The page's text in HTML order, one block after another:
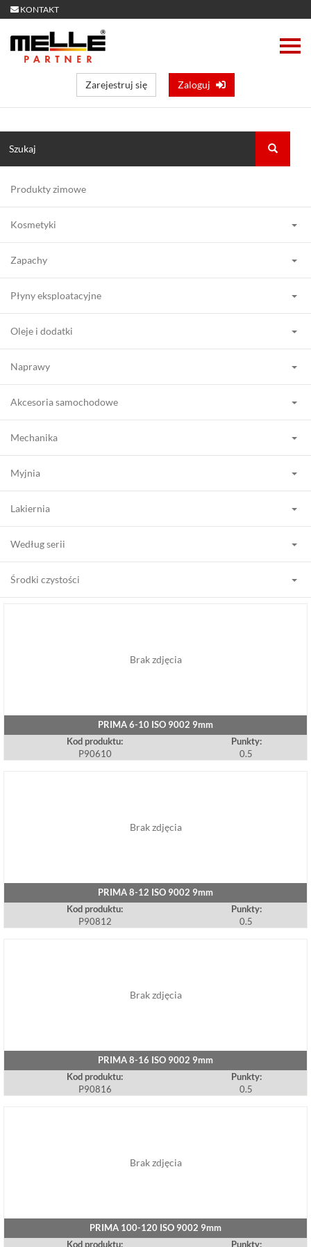
KONTAKT
Zarejestruj się Zaloguj
Produkty zimowe
Kosmetyki
Zapachy
Płyny eksploatacyjne
Oleje i dodatki
Naprawy
Akcesoria samochodowe
Mechanika
Myjnia
Lakiernia
Według serii
Środki czystości
Brak zdjęcia
PRIMA 6-10 ISO 9002 9mm
Kod produktu:
P90610
Punkty:
0.5
Brak zdjęcia
PRIMA 8-12 ISO 9002 9mm
Kod produktu:
P90812
Punkty:
0.5
Brak zdjęcia
PRIMA 8-16 ISO 9002 9mm
Kod produktu:
P90816
Punkty:
0.5
Brak zdjęcia
PRIMA 100-120 ISO 9002 9mm
Kod produktu:
Punkty: